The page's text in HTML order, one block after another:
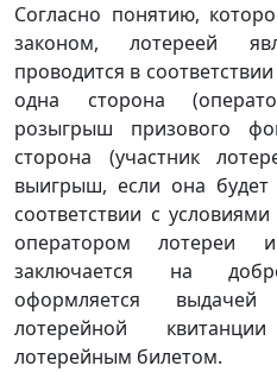
Согласно понятию,
законом, лотереей
проводится в
одна сторона
розыгрыш призового
сторона (участник
выигрыш, если она
соответствии с
оператором лотереи
заключается на
оформляется выдачей
лотерейной
лотерейным билетом.